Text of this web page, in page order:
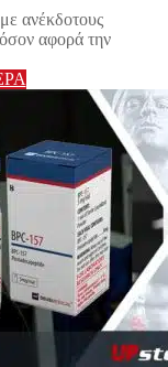
ανέκδοτους
αφορά την